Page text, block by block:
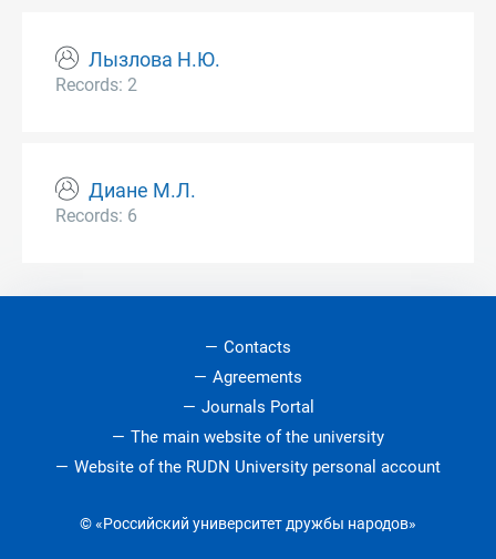
Лызлова Н.Ю.
Records: 2
Диане М.Л.
Records: 6
Contacts
Agreements
Journals Portal
The main website of the university
Website of the RUDN University personal account
© «Российский университет дружбы народов»